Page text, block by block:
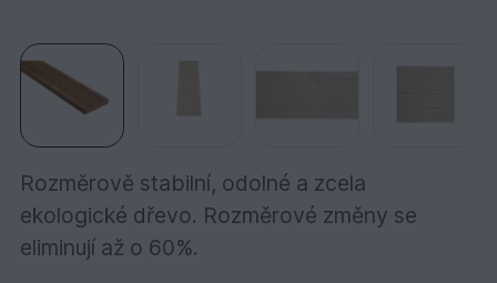
Rozměrově stabilní, odolné a zcela
ekologické dřevo. Rozměrové změny se
eliminují až o 60%.